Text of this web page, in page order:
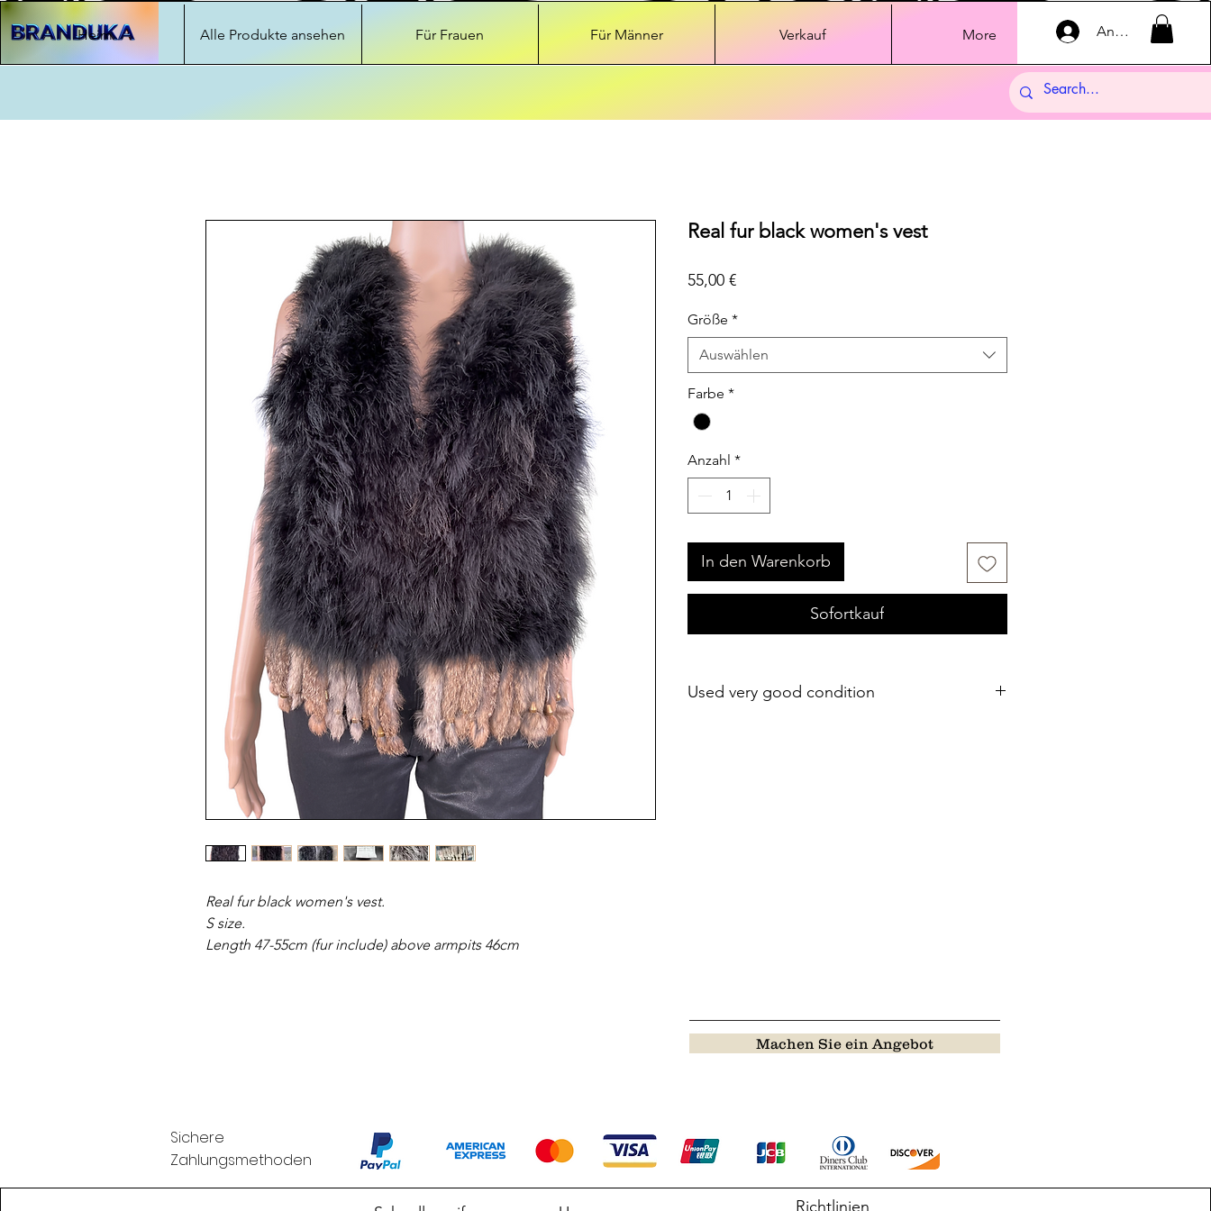
Heim Alle Produkte ansehen Für Frauen Für Männer Verkauf More Anmelden
Real fur black women's vest.
S size.
Length 47-55cm (fur include) above armpits 46cm
Real fur black women's vest
55,00 €Preis
Größe *
Auswählen
Farbe *
Anzahl *
In den Warenkorb
Sofortkauf
Used very good condition
Machen Sie ein Angebot
Sichere
Zahlungsmethoden
Richtlinien